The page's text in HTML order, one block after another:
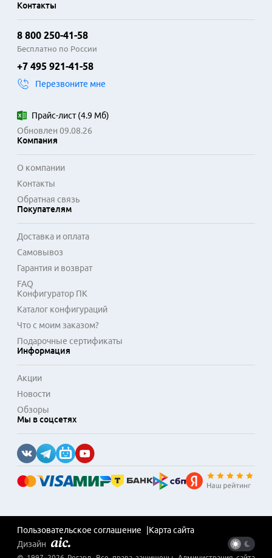
Контакты
8 800 250-41-58
Бесплатно по России
+7 495 921-41-58
Перезвоните мне
Прайс-лист(4.9 Мб)
Обновлен 09.08.26
Компания
О компании
Контакты
Обратная связь
Покупателям
Доставка и оплата
Самовывоз
Гарантия и возврат
FAQ
Конфигуратор ПК
Каталог конфигураций
Что с моим заказом?
Подарочные сертификаты
Информация
Акции
Новости
Обзоры
Мы в соцсетях
Пользовательское соглашение
Карта сайта
Дизайн